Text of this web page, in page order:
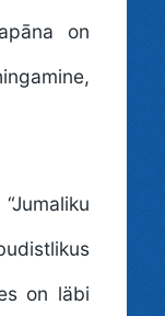
on
“Jumaliku
on läbi